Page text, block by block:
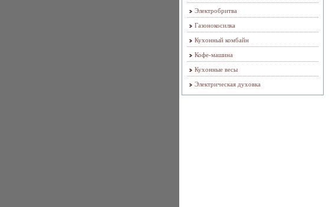
Электробритва
Газонокосилка
Кухонный комбайн
Кофе-машина
Кухонные весы
Электрическая духовка